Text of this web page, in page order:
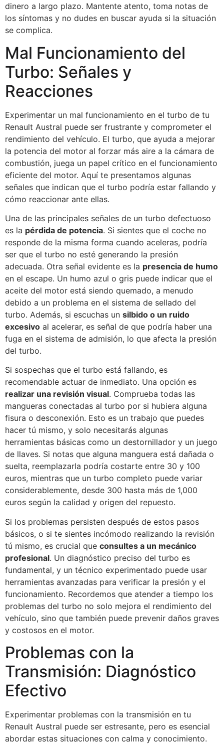
dinero a largo plazo. Mantente atento, toma notas de
los síntomas y no dudes en buscar ayuda si la situación
se complica.
Mal Funcionamiento del
Turbo: Señales y
Reacciones
Experimentar un mal funcionamiento en el turbo de tu
Renault Austral puede ser frustrante y comprometer el
rendimiento del vehículo. El turbo, que ayuda a mejorar
la potencia del motor al forzar más aire a la cámara de
combustión, juega un papel crítico en el funcionamiento
eficiente del motor. Aquí te presentamos algunas
señales que indican que el turbo podría estar fallando y
cómo reaccionar ante ellas.
Una de las principales señales de un turbo defectuoso
es la pérdida de potencia. Si sientes que el coche no
responde de la misma forma cuando aceleras, podría
ser que el turbo no esté generando la presión
adecuada. Otra señal evidente es la presencia de humo
en el escape. Un humo azul o gris puede indicar que el
aceite del motor está siendo quemado, a menudo
debido a un problema en el sistema de sellado del
turbo. Además, si escuchas un silbido o un ruido
excesivo al acelerar, es señal de que podría haber una
fuga en el sistema de admisión, lo que afecta la presión
del turbo.
Si sospechas que el turbo está fallando, es
recomendable actuar de inmediato. Una opción es
realizar una revisión visual. Comprueba todas las
mangueras conectadas al turbo por si hubiera alguna
fisura o desconexión. Esto es un trabajo que puedes
hacer tú mismo, y solo necesitarás algunas
herramientas básicas como un destornillador y un juego
de llaves. Si notas que alguna manguera está dañada o
suelta, reemplazarla podría costarte entre 30 y 100
euros, mientras que un turbo completo puede variar
considerablemente, desde 300 hasta más de 1,000
euros según la calidad y origen del repuesto.
Si los problemas persisten después de estos pasos
básicos, o si te sientes incómodo realizando la revisión
tú mismo, es crucial que consultes a un mecánico
profesional. Un diagnóstico preciso del turbo es
fundamental, y un técnico experimentado puede usar
herramientas avanzadas para verificar la presión y el
funcionamiento. Recordemos que atender a tiempo los
problemas del turbo no solo mejora el rendimiento del
vehículo, sino que también puede prevenir daños graves
y costosos en el motor.
Problemas con la
Transmisión: Diagnóstico
Efectivo
Experimentar problemas con la transmisión en tu
Renault Austral puede ser estresante, pero es esencial
abordar estas situaciones con calma y conocimiento.